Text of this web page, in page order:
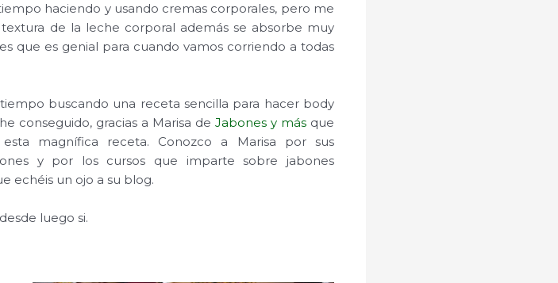
haciendo y usando cremas corporales, pero me
de la leche corporal además se absorbe muy
que es genial para cuando vamos corriendo a todas
buscando una receta sencilla para hacer body
conseguido, gracias a Marisa de Jabones y másque
magnífica receta. Conozco a Marisa por sus
y por los cursos que imparte sobre jabones
echéis un ojo a su blog.
luego si.